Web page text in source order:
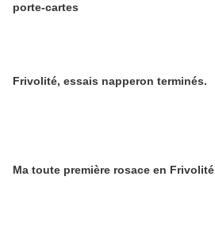
porte-cartes
Frivolité, essais napperon terminés.
Ma toute première rosace en Frivolité